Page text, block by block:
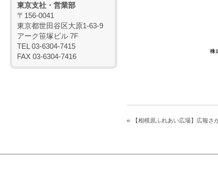
« 【相模原ふれあい広場】広報
東京支社・営業部
〒156-0041
東京都世田谷区大原1-63-9
アーク笹塚ビル 7F
TEL 03-6304-7415
FAX 03-6304-7416